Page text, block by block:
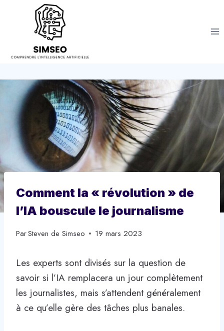
Comment la « révolution » de
l’IA bouscule le journalisme
ParSteven de Simseo 19 mars 2023
Les experts sont divisés sur la question de
savoir si l’IA remplacera un jour complètement
les journalistes, mais s’attendent généralement
à ce qu’elle gère des tâches plus banales.